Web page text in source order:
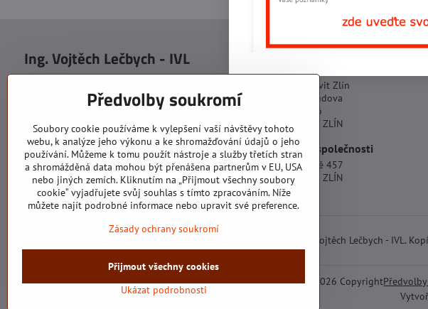
Ing. Vojtěch Lečbych - IVL
DIČ: CZ5602130809
IČO: 29007356
DIČ: CZ29007356
Malotova 5264
Areál Svit Zlín
113. budova
1. patro
760 01 ZLÍN
Sídlo společnosti
U Hřiště 457
760 01 ZLÍN
Všechny texty, obrázky a fotografie jsou majetkem společnosti Ing. Vojtěch Lečbych - IVL.
© 2026 Copyright
Předvolby soukromí
Soubory cookie používáme k vylepšení vaší návštěvy tohoto
webu, k analýze jeho výkonu a ke shromažďování údajů o jeho
používání. Můžeme k tomu použít nástroje a služby třetích stran
a shromážděná data mohou být přenášena partnerům v EU, USA
nebo jiných zemích. Kliknutím na „Přijmout všechny soubory
cookie“ vyjadřujete svůj souhlas s tímto zpracováním. Níže
můžete najít podrobné informace nebo upravit své preference.
Zásady ochrany soukromí
Ukázat podrobnosti
Přijmout všechny cookies